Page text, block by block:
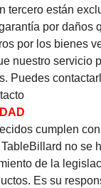
tercero están
por daños
por los bienes
nuestro servicio
Puedes
cumplen
no se
de la
Es su